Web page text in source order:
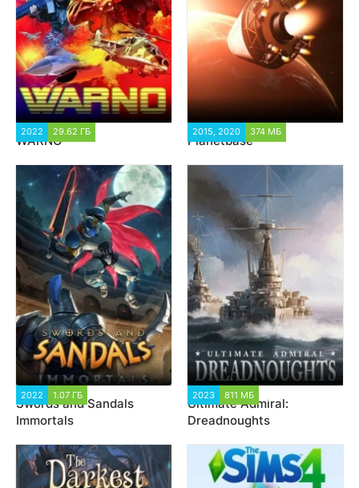
2022 29.62 ГБ
WARNO
2015, 2020 374 МБ
Planetbase
2022 1.07 ГБ
Swords and Sandals
Immortals
2023 811 МБ
Ultimate Admiral:
Dreadnoughts